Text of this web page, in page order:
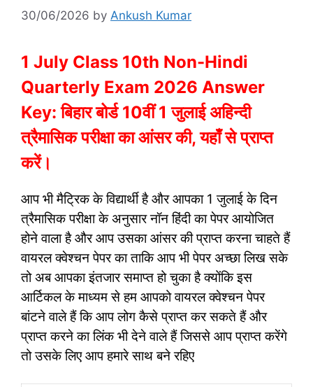
30/06/2026 by Ankush Kumar
1 July Class 10th Non-Hindi
Quarterly Exam 2026 Answer
Key: बिहार बोर्ड 10वीं 1 जुलाई अहिन्दी
त्रैमासिक परीक्षा का आंसर की, यहाँ से प्राप्त
करें।
आप भी मैट्रिक के विद्यार्थी है और आपका 1 जुलाई के दिन
त्रैमासिक परीक्षा के अनुसार नॉन हिंदी का पेपर आयोजित
होने वाला है और आप उसका आंसर की प्राप्त करना चाहते हैं
वायरल क्वेश्चन पेपर का ताकि आप भी पेपर अच्छा लिख सके
तो अब आपका इंतजार समाप्त हो चुका है क्योंकि इस
आर्टिकल के माध्यम से हम आपको वायरल क्वेश्चन पेपर
बांटने वाले हैं कि आप लोग कैसे प्राप्त कर सकते हैं और
प्राप्त करने का लिंक भी देने वाले हैं जिससे आप प्राप्त करेंगे
तो उसके लिए आप हमारे साथ बने रहिए